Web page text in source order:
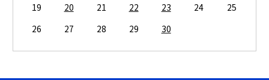
19
20 21 22 23 24
25
26
27 28 29 30